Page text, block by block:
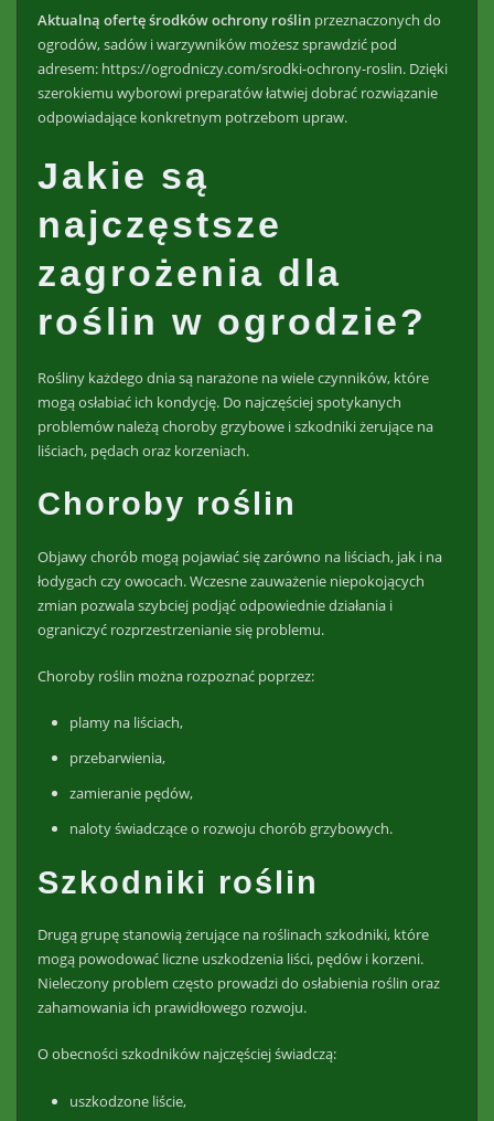
Aktualną ofertę środków ochrony roślinprzeznaczonych do
ogrodów, sadów i warzywników możesz sprawdzić pod
adresem: https://ogrodniczy.com/srodki-ochrony-roslin. Dzięki
szerokiemu wyborowi preparatów łatwiej dobrać rozwiązanie
odpowiadające konkretnym potrzebom upraw.
Jakie są
najczęstsze
zagrożenia dla
roślin w ogrodzie?
Rośliny każdego dnia są narażone na wiele czynników, które
mogą osłabiać ich kondycję. Do najczęściej spotykanych
problemów należą choroby grzybowe i szkodniki żerujące na
liściach, pędach oraz korzeniach.
Choroby roślin
Objawy chorób mogą pojawiać się zarówno na liściach, jak i na
łodygach czy owocach. Wczesne zauważenie niepokojących
zmian pozwala szybciej podjąć odpowiednie działania i
ograniczyć rozprzestrzenianie się problemu.
Choroby roślin można rozpoznać poprzez:
plamy na liściach,
przebarwienia,
zamieranie pędów,
naloty świadczące o rozwoju chorób grzybowych.
Szkodniki roślin
Drugą grupę stanowią żerujące na roślinach szkodniki, które
mogą powodować liczne uszkodzenia liści, pędów i korzeni.
Nieleczony problem często prowadzi do osłabienia roślin oraz
zahamowania ich prawidłowego rozwoju.
O obecności szkodników najczęściej świadczą:
uszkodzone liście,